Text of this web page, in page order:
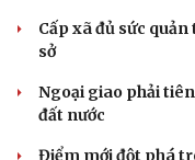
Cấp xã đủ sức
sở
Ngoại giao phải
đất nước
Điểm mới đột phá